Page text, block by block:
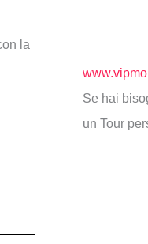
la
Se hai
un Tour